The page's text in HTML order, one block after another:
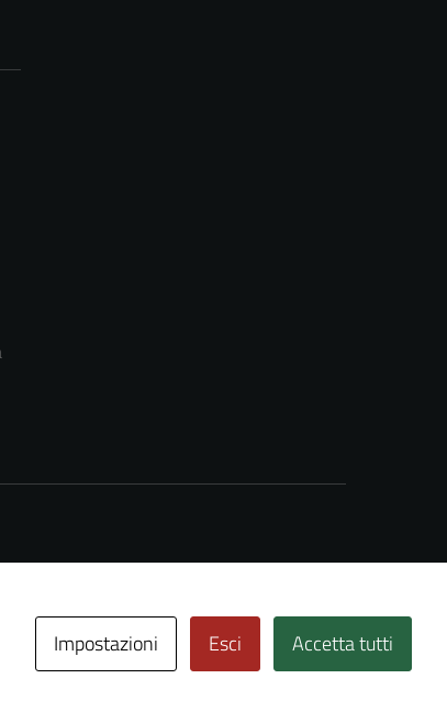
Impostazioni Esci Accetta tutti